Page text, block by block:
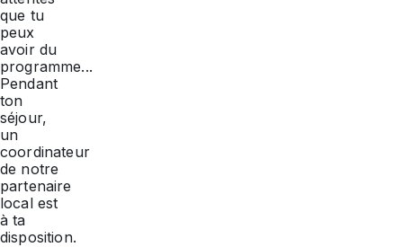
que tu
peux
avoir du
programme...
Pendant
ton
séjour,
un
coordinateur
de notre
partenaire
local est
à ta
disposition.